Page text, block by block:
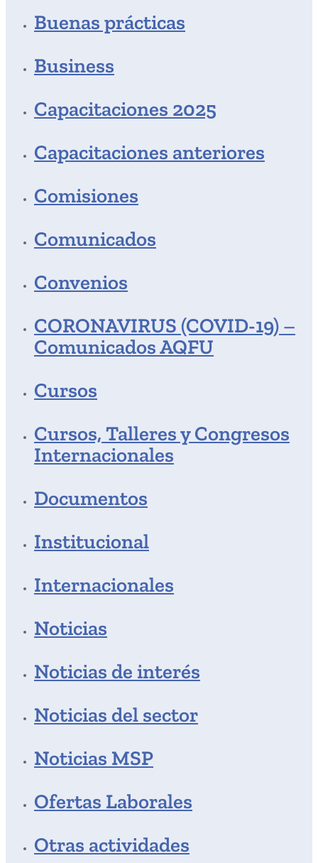
Buenas prácticas
Business
Capacitaciones 2025
Capacitaciones anteriores
Comisiones
Comunicados
Convenios
CORONAVIRUS (COVID-19) –
Comunicados AQFU
Cursos
Cursos, Talleres y Congresos
Internacionales
Documentos
Institucional
Internacionales
Noticias
Noticias de interés
Noticias del sector
Noticias MSP
Ofertas Laborales
Otras actividades